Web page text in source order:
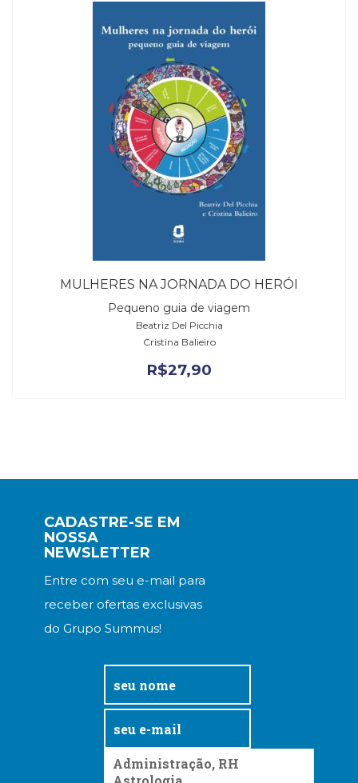
MULHERES NA JORNADA DO HERÓI
Pequeno guia de viagem
Beatriz Del Picchia
Cristina Balieiro
R$27,90
CADASTRE-SE EM
NOSSA
NEWSLETTER
Entre com seu e-mail para
receber ofertas exclusivas
do Grupo Summus!